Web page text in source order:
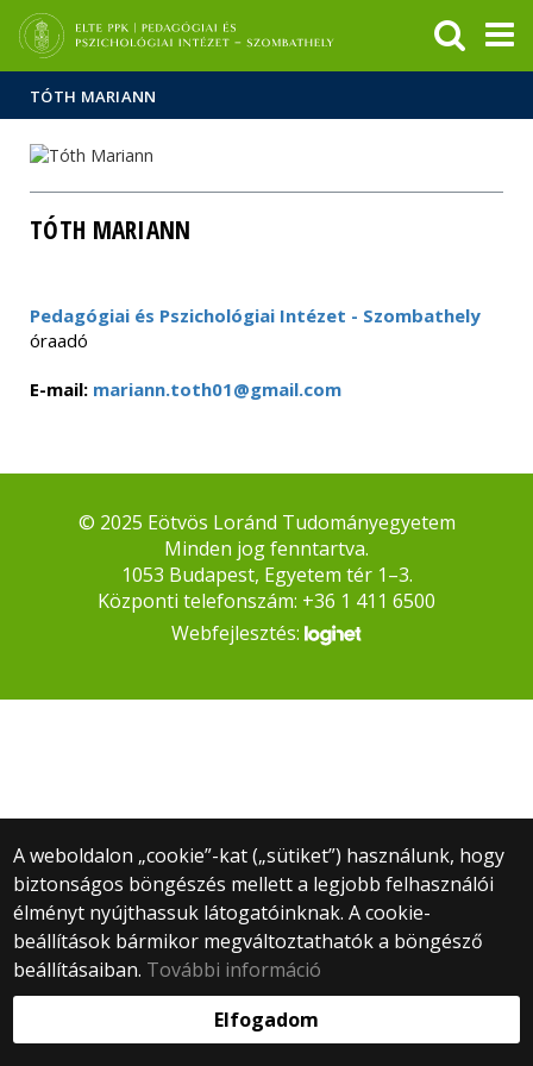
Hírek
Események
ELTE a
sajtóban
TÓTH MARIANN
TÓTH MARIANN
Pedagógiai és Pszichológiai Intézet - Szombathely
óraadó
E-mail: mariann.toth01@gmail.com
A weboldalon „cookie”-kat („sütiket”) használunk, hogy
biztonságos böngészés mellett a legjobb felhasználói
élményt nyújthassuk látogatóinknak. A cookie-
beállítások bármikor megváltoztathatók a böngésző
beállításaiban. További információ
Elfogadom
© 2025 Eötvös Loránd Tudományegyetem
Minden jog fenntartva.
1053 Budapest, Egyetem tér 1–3.
Központi telefonszám: +36 1 411 6500
Webfejlesztés: